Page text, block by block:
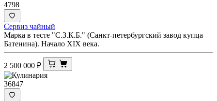
4798
Сервиз чайный
Марка в тесте "С.З.К.Б." (Санкт-петербургский завод купца
Батенина). Начало XIX века.
2 500 000 ₽
36847